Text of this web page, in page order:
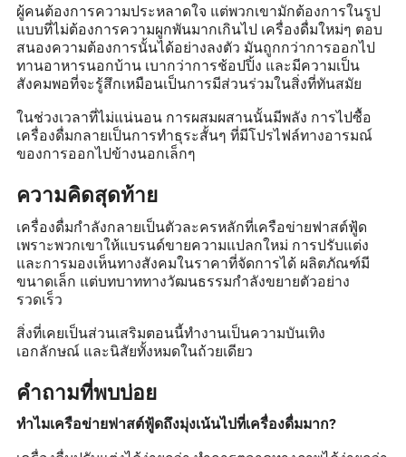
ผู้คนต้องการความประหลาดใจ แต่พวกเขามักต้องการในรูป
แบบที่ไม่ต้องการความผูกพันมากเกินไป เครื่องดื่มใหม่ๆ ตอบ
สนองความต้องการนั้นได้อย่างลงตัว มันถูกกว่าการออกไป
ทานอาหารนอกบ้าน เบากว่าการช้อปปิ้ง และมีความเป็น
สังคมพอที่จะรู้สึกเหมือนเป็นการมีส่วนร่วมในสิ่งที่ทันสมัย
ในช่วงเวลาที่ไม่แน่นอน การผสมผสานนั้นมีพลัง การไปซื้อ
เครื่องดื่มกลายเป็นการทำธุระสั้นๆ ที่มีโปรไฟล์ทางอารมณ์
ของการออกไปข้างนอกเล็กๆ
ความคิดสุดท้าย
เครื่องดื่มกำลังกลายเป็นตัวละครหลักที่เครือข่ายฟาสต์ฟู้ด
เพราะพวกเขาให้แบรนด์ขายความแปลกใหม่ การปรับแต่ง
และการมองเห็นทางสังคมในราคาที่จัดการได้ ผลิตภัณฑ์มี
ขนาดเล็ก แต่บทบาททางวัฒนธรรมกำลังขยายตัวอย่าง
รวดเร็ว
สิ่งที่เคยเป็นส่วนเสริมตอนนี้ทำงานเป็นความบันเทิง
เอกลักษณ์ และนิสัยทั้งหมดในถ้วยเดียว
คำถามที่พบบ่อย
ทำไมเครือข่ายฟาสต์ฟู้ดถึงมุ่งเน้นไปที่เครื่องดื่มมาก?